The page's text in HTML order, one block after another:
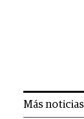
Más noticias